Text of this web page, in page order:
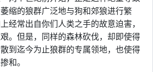
缩的狼群广泛地与狗和郊狼进行繁
经常出自你们人类之手的故意迫害，
。但是，同样的森林砍伐，却即使得
到迄今为止狼群的专属领地，也使得
和。